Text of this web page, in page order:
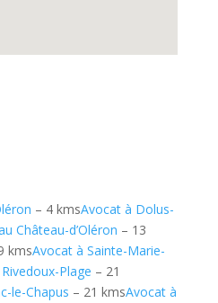
– 4 kmsAvocat à Dolus-
Château-d’Oléron – 13
kmsAvocat à Sainte-Marie-
Plage – 21
le-Chapus – 21 kmsAvocat à